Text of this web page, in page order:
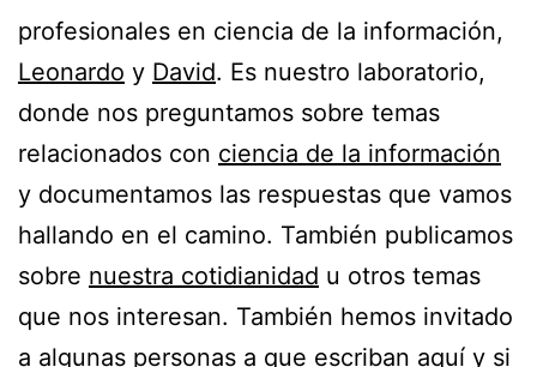
profesionales en ciencia de la información,
Leonardo y David. Es nuestro laboratorio,
donde nos preguntamos sobre temas
relacionados con ciencia de la información
y documentamos las respuestas que vamos
hallando en el camino. También publicamos
sobre nuestra cotidianidad u otros temas
que nos interesan. También hemos invitado
a algunas personas a que escriban aquí y si